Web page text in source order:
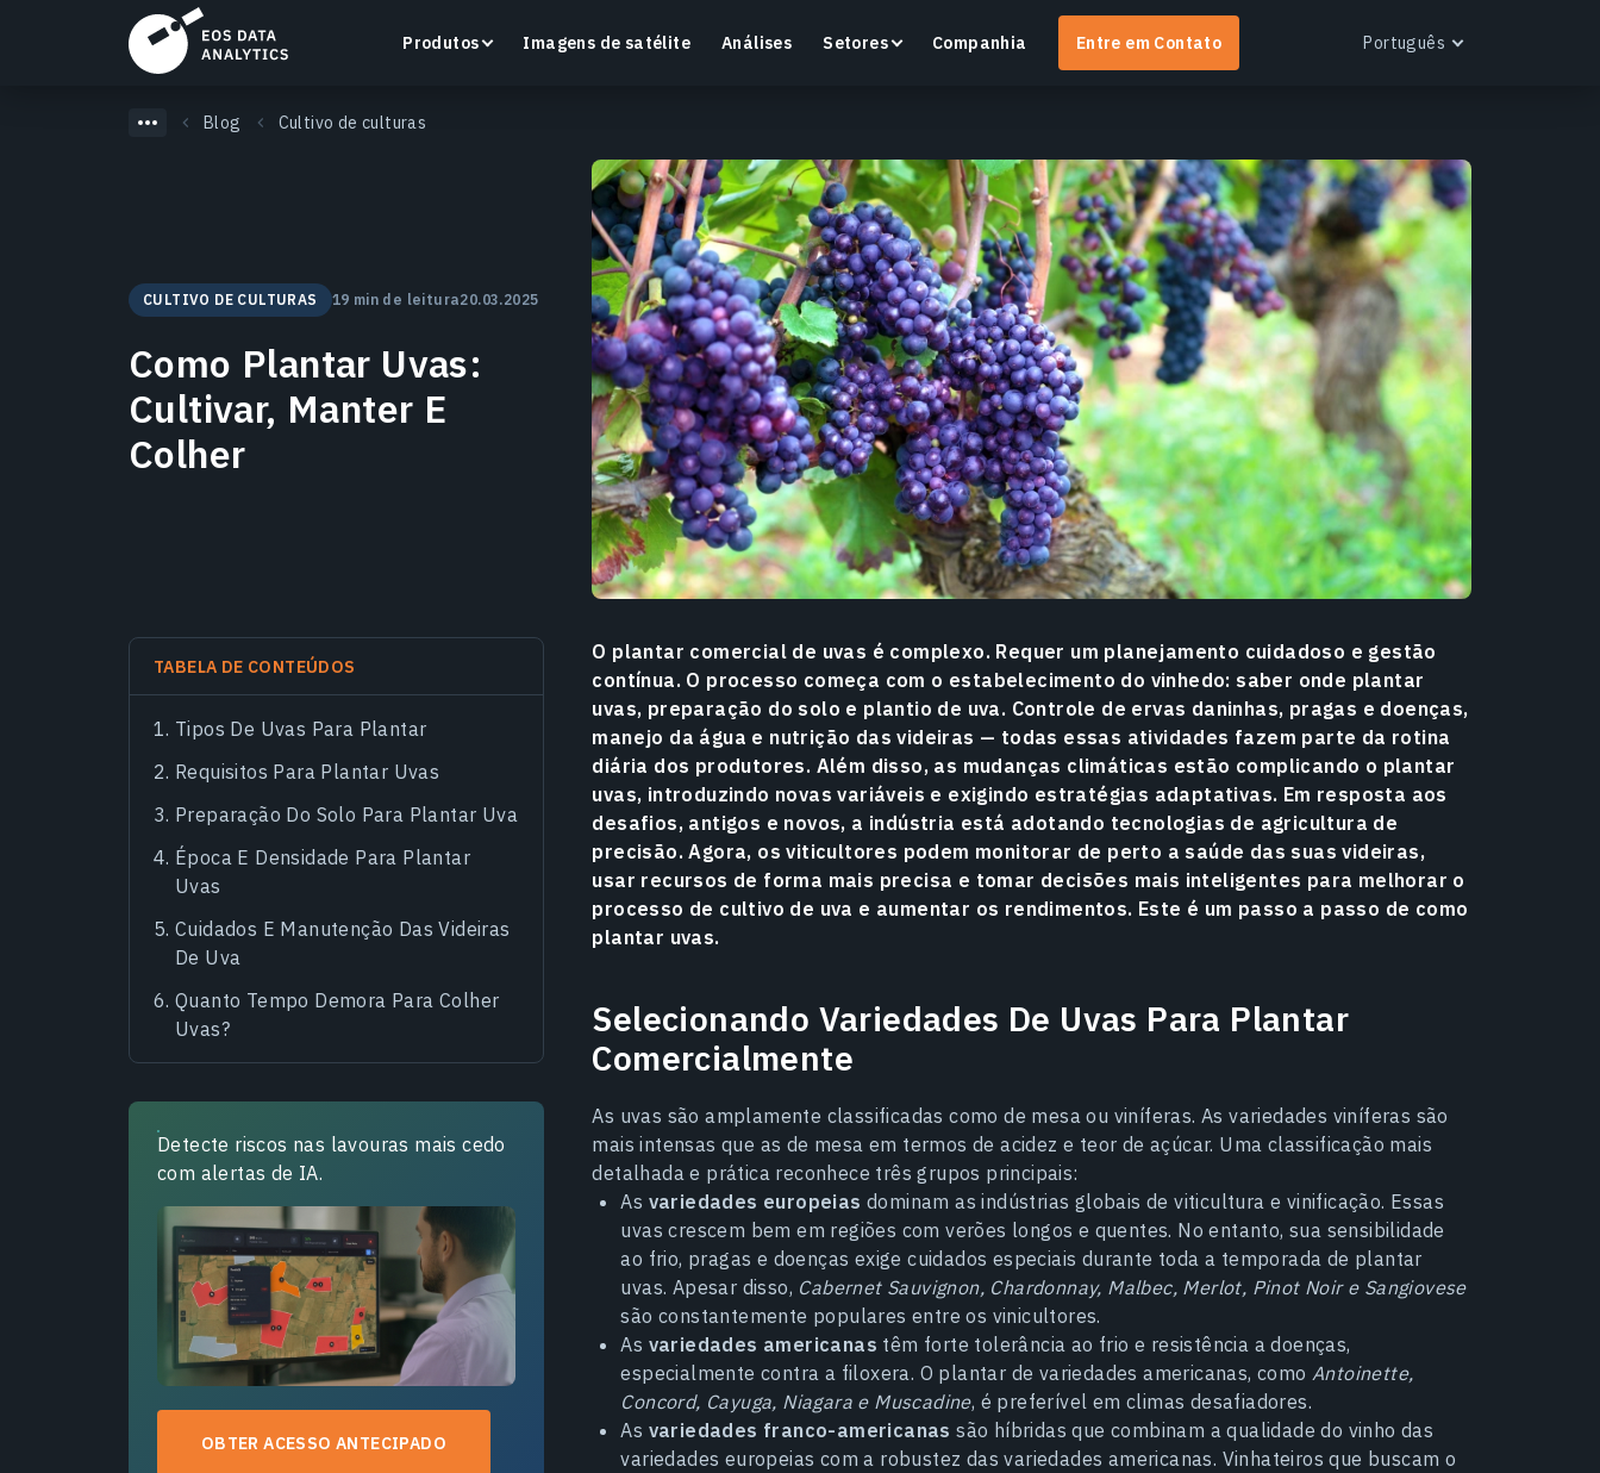
Produtos
Pesquise, visualize e analise imagens de satélite
diretamente no seu navegador.
Saiba mais
Crop Monitoring
Monitore a saúde das culturas e as condições dos
campos com uma plataforma inteligente de
agricultura de precisão.
Saiba mais
EOS RayVision
Obtenha relatórios analíticos personalizados com
visualização avançada para qualquer setor.
Saiba mais
Imagens de satélite Análises Setores Companhia Entre em Contato Português
Português
Українська
Русский
Blog Cultivo de culturas
CULTIVO DE CULTURAS 19 min de leitura20.03.2025
Como Plantar Uvas:
Cultivar, Manter E
Colher
TABELA DE CONTEÚDOS
Tipos De Uvas Para Plantar
Requisitos Para Plantar Uvas
Preparação Do Solo Para Plantar Uva
Época E Densidade Para Plantar
Uvas
Cuidados E Manutenção Das Videiras
De Uva
Quanto Tempo Demora Para Colher
Uvas?
Colhidas?
Detecte riscos nas lavouras mais cedo
com alertas de IA.
OBTER ACESSO ANTECIPADO
O plantar comercial de uvas é complexo. Requer um planejamento cuidadoso e gestão
contínua. O processo começa com o estabelecimento do vinhedo: saber onde plantar
uvas, preparação do solo e plantio de uva. Controle de ervas daninhas, pragas e doenças,
manejo da água e nutrição das videiras — todas essas atividades fazem parte da rotina
diária dos produtores. Além disso, as mudanças climáticas estão complicando o plantar
uvas, introduzindo novas variáveis e exigindo estratégias adaptativas. Em resposta aos
desafios, antigos e novos, a indústria está adotando tecnologias de agricultura de
precisão. Agora, os viticultores podem monitorar de perto a saúde das suas videiras,
usar recursos de forma mais precisa e tomar decisões mais inteligentes para melhorar o
processo de cultivo de uva e aumentar os rendimentos. Este é um passo a passo de como
plantar uvas.
Selecionando Variedades De Uvas Para Plantar
Comercialmente
As uvas são amplamente classificadas como de mesa ou viníferas. As variedades viníferas são
mais intensas que as de mesa em termos de acidez e teor de açúcar. Uma classificação mais
detalhada e prática reconhece três grupos principais:
As variedades europeias dominam as indústrias globais de viticultura e vinificação. Essas
uvas crescem bem em regiões com verões longos e quentes. No entanto, sua sensibilidade
ao frio, pragas e doenças exige cuidados especiais durante toda a temporada de plantar
uvas. Apesar disso, Cabernet Sauvignon, Chardonnay, Malbec, Merlot, Pinot Noir e Sangiovese
são constantemente populares entre os vinicultores.
As variedades americanas têm forte tolerância ao frio e resistência a doenças,
especialmente contra a filoxera. O plantar de variedades americanas, como Antoinette,
Concord, Cayuga, Niagara e Muscadine, é preferível em climas desafiadores.
As variedades franco-americanas são híbridas que combinam a qualidade do vinho das
variedades europeias com a robustez das variedades americanas. Vinhateiros que buscam o